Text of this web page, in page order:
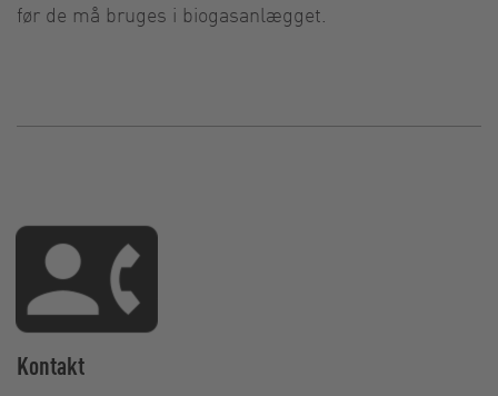
før de må bruges i biogasanlægget.
Kontakt